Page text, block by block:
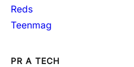
Reds
Teenmag
PR A TECH